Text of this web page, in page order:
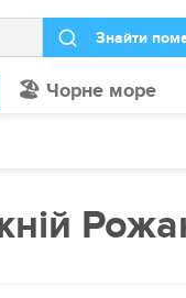
🏖️ Чорне море